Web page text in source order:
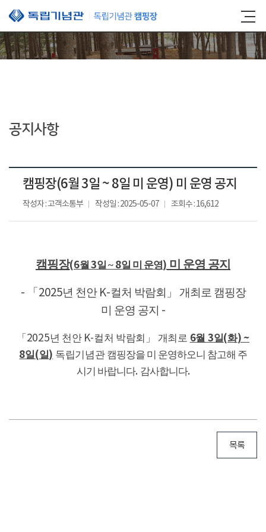
본문 바로가기
공지사항
캠핑장(6월 3일 ~ 8일 미 운영) 미 운영 공지
작성자 : 고객소통부 작성일 : 2025-05-07 조회수 : 16,612
캠핑장(6월 3일 ~8일 미 운영) 미 운영 공지
- 「 2025년 천안 K-컬처 박람회」 개최로 캠핑장
미 운영 공지 -
「2025년 천안 K-컬처 박람회」 개최로 6월 3일(화) ~
8일(일) 독립기념관 캠핑장을 미 운영하오니 참고해 주
시기 바랍니다. 감사합니다.
목록